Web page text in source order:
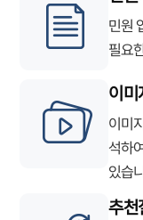
민원
필요
이미
이미
석하
있습
추천